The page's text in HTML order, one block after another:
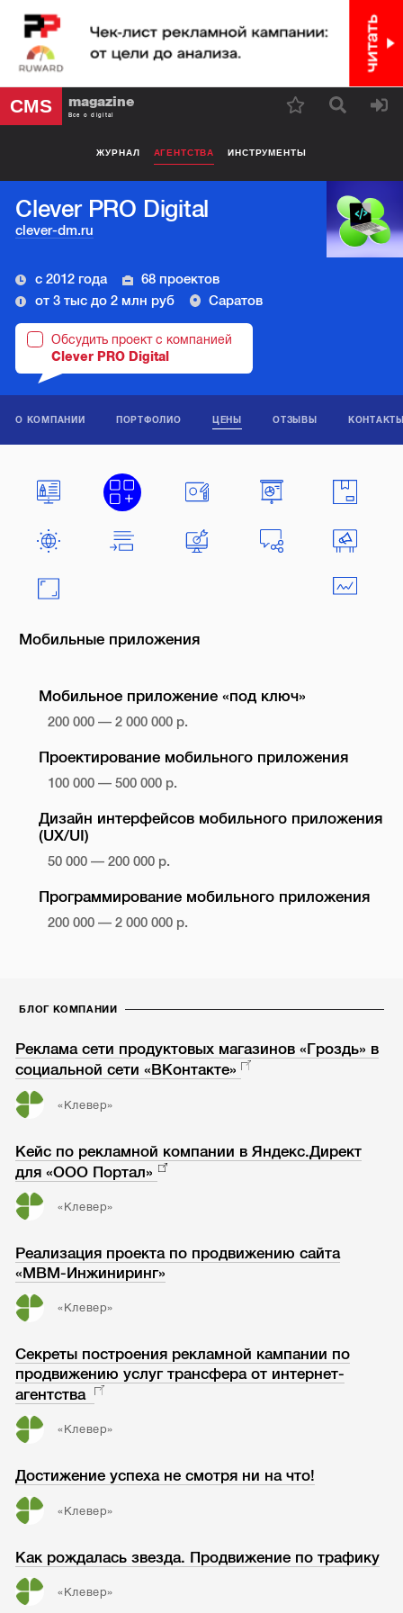
CMS magazine
Все о digital
ЖУРНАЛ АГЕНТСТВА ИНСТРУМЕНТЫ
Clever PRO Digital
clever-dm.ru
с 2012 года
68 проектов
от 3 тыс до 2 млн руб
Саратов
Обсудить проект с компанией
Clever PRO Digital
О КОМПАНИИ ПОРТФОЛИО ЦЕНЫ ОТЗЫВЫ
Мобильные приложения
Мобильное приложение «под ключ»
200 000 — 2 000 000 р.
Проектирование мобильного приложения
100 000 — 500 000 р.
Дизайн интерфейсов мобильного приложения
(UX/UI)
50 000 — 200 000 р.
Программирование мобильного приложения
200 000 — 2 000 000 р.
БЛОГ КОМПАНИИ
Реклама сети продуктовых магазинов «Гроздь» в
социальной сети «ВКонтакте»
«Клевер»
Кейс по рекламной компании в Яндекс.Директ
для «ООО Портал»
«Клевер»
Реализация проекта по продвижению сайта
«МВМ-Инжиниринг»
«Клевер»
Секреты построения рекламной кампании по
продвижению услуг трансфера от интернет-
агентства
«Клевер»
Достижение успеха не смотря ни на что!
«Клевер»
Как рождалась звезда. Продвижение по трафику
«Клевер»